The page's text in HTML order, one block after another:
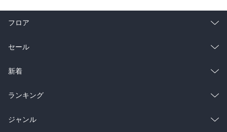
フロア
総合
ラノベ
雑誌・グラビア
BL・TL
セール
総合
ラノベ
雑誌・グラビア
新着
総合
ラノベ
ランキング
総合
ジャンル